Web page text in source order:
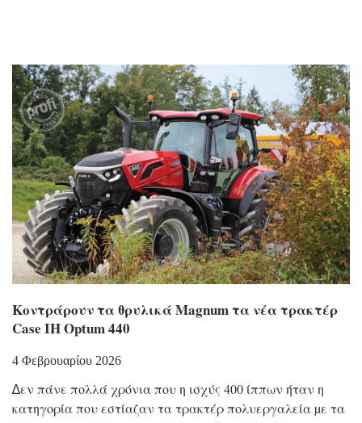
Κοντράρουν τα θρυλικά Magnum τα νέα τρακτέρ
Case IH Optum 440
4 Φεβρουαρίου 2026
∆εν πάνε πολλά χρόνια που η ισχύς 400 ίππων ήταν η
κατηγορία που εστίαζαν τα τρακτέρ πολυεργαλεία µε τα